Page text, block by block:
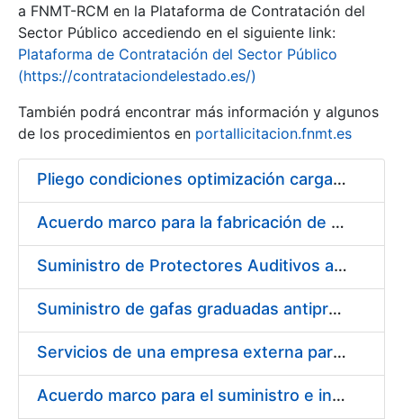
Show/Hide
a FNMT-RCM en la Plataforma de Contratación del
Sector Público accediendo en el siguiente link:
Plataforma de Contratación del Sector Público
(https://contrataciondelestado.es/)
También podrá encontrar más información y algunos
de los procedimientos en portallicitacion.fnmt.es
Pliego condiciones optimización cargas compras firmado
Acuerdo marco para la fabricación de piezas
Suministro de Protectores Auditivos a medida para las personas trabajadoras de los Centros de Trabajo de Madrid y Burgos
Suministro de gafas graduadas antiproyecciones para los trabajadores de la FNMT-RCM en los centros de trabajo de Madrid y Burgos
Servicios de una empresa externa para el asesoramiento y resolución de los recursos de alzada que se presentan relacionados con procesos de selección para la FNMT-RCM
Acuerdo marco para el suministro e instalación de persianas, estores y otros complementos